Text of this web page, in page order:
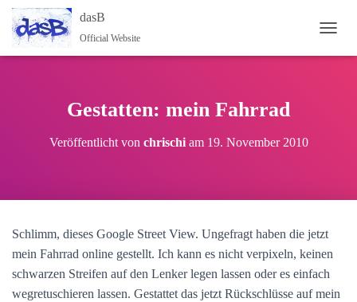
dasB
Official Website
Gestatten: mein Fahrrad
Veröffentlicht von chrischiam 19. November 2010
Schlimm, dieses Google Street View. Ungefragt haben die jetzt
mein Fahrrad online gestellt. Ich kann es nicht verpixeln, keinen
schwarzen Streifen auf den Lenker legen lassen oder es einfach
wegretuschieren lassen. Gestattet das jetzt Rückschlüsse auf mein